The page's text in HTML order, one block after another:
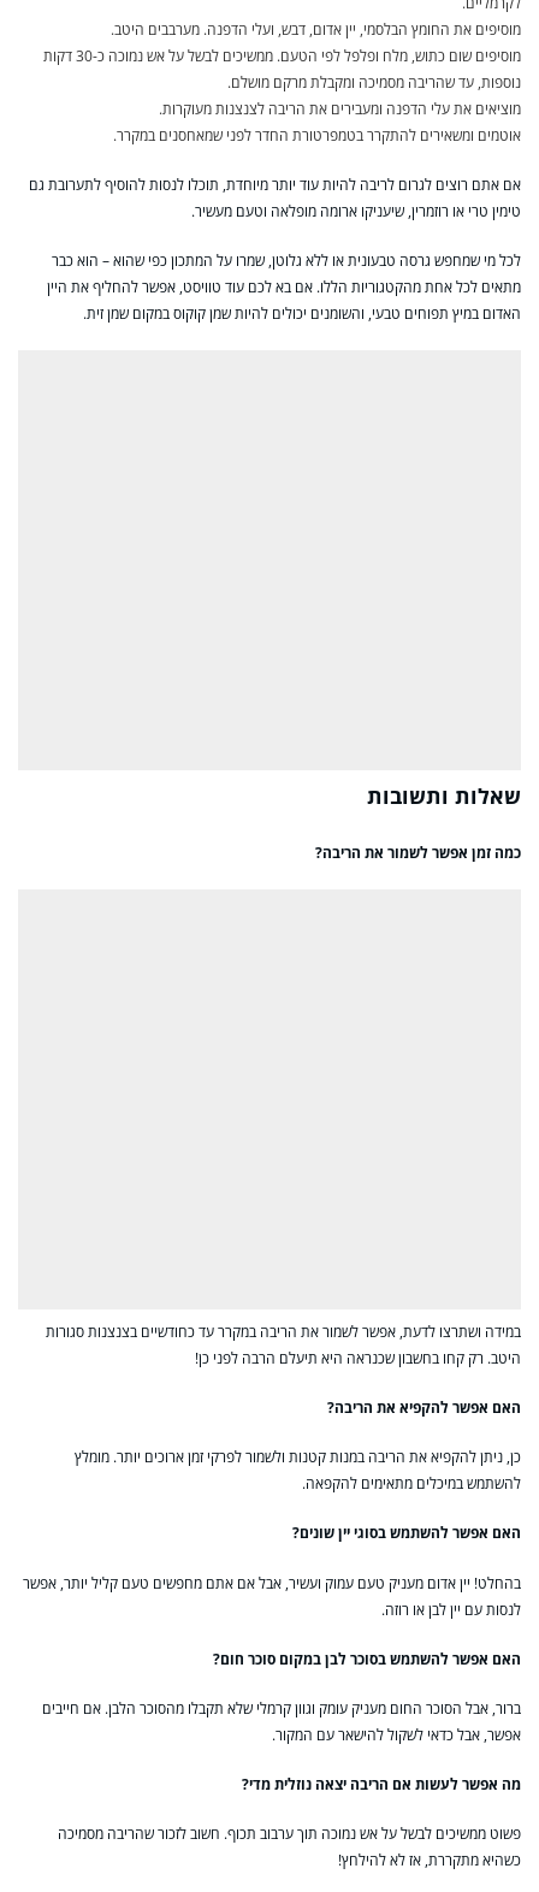
מוסיפים את החומץ הבלסמי, יין אדום, דבש, ועלי הדפנה. מערבבים היטב.
מוסיפים שום כתוש, מלח ופלפל לפי הטעם. ממשיכים לבשל על אש נמוכה כ-30 דקות
נוספות, עד שהריבה מסמיכה ומקבלת מרקם מושלם.
מוציאים את עלי הדפנה ומעבירים את הריבה לצנצנות מעוקרות.
אוטמים ומשאירים להתקרר בטמפרטורת החדר לפני שמאחסנים במקרר.
אם אתם רוצים לגרום לריבה להיות עוד יותר מיוחדת, תוכלו לנסות להוסיף לתערובת גם
טימין טרי או רוזמרין, שיעניקו ארומה מופלאה וטעם מעשיר.
לכל מי שמחפש גרסה טבעונית או ללא גלוטן, שמרו על המתכון כפי שהוא – הוא כבר
מתאים לכל אחת מהקטגוריות הללו. אם בא לכם עוד טוויסט, אפשר להחליף את היין
האדום במיץ תפוחים טבעי, והשומנים יכולים להיות שמן קוקוס במקום שמן זית.
שאלות ותשובות
כמה זמן אפשר לשמור את הריבה?
במידה ושתרצו לדעת, אפשר לשמור את הריבה במקרר עד כחודשיים בצנצנות סגורות
היטב. רק קחו בחשבון שכנראה היא תיעלם הרבה לפני כן!
האם אפשר להקפיא את הריבה?
כן, ניתן להקפיא את הריבה במנות קטנות ולשמור לפרקי זמן ארוכים יותר. מומלץ
להשתמש במיכלים מתאימים להקפאה.
האם אפשר להשתמש בסוגי יין שונים?
בהחלט! יין אדום מעניק טעם עמוק ועשיר, אבל אם אתם מחפשים טעם קליל יותר, אפשר
לנסות עם יין לבן או רוזה.
האם אפשר להשתמש בסוכר לבן במקום סוכר חום?
ברור, אבל הסוכר החום מעניק עומק וגוון קרמלי שלא תקבלו מהסוכר הלבן. אם חייבים
אפשר, אבל כדאי לשקול להישאר עם המקור.
מה אפשר לעשות אם הריבה יצאה נוזלית מדי?
פשוט ממשיכים לבשל על אש נמוכה תוך ערבוב תכוף. חשוב לזכור שהריבה מסמיכה
כשהיא מתקררת, אז לא להילחץ!